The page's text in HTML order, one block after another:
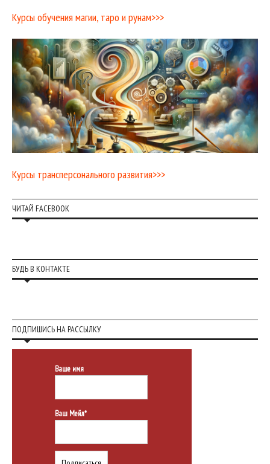
Курсы обучения магии, таро и рунам>>>
Курсы трансперсонального развития>>>
ЧИТАЙ FACEBOOK
БУДЬ В КОНТАКТЕ
ПОДПИШИСЬ НА РАССЫЛКУ
Ваше имя
Ваш Мейл*